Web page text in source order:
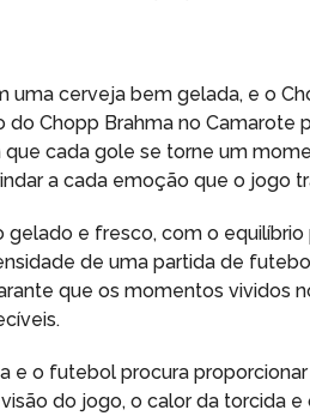
cerveja bem gelada, e o
Chopp Brahma no Camarote
cada gole se torne um
a cada emoção que o jogo
gelado e fresco, com o
de uma partida de
que os momentos vividos
e o futebol procura
do jogo, o calor da torcida e